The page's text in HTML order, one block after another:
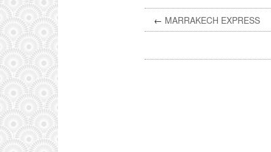
← MARRAKECH EXPRESS